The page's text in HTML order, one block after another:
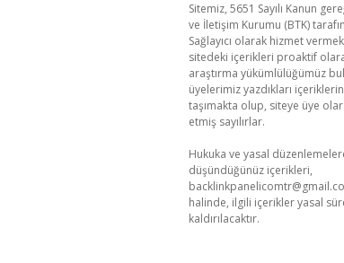
Sitemiz, 5651 Sayılı Kanun
ve İletişim Kurumu (BTK)
Sağlayıcı olarak hizmet
sitedeki içerikleri proaktif
araştırma yükümlülüğümüz
üyelerimiz yazdıkları
taşımakta olup, siteye üye
etmiş sayılırlar.
Hukuka ve yasal
düşündüğünüz içerikleri,
halinde, ilgili içerikler yasal
kaldırılacaktır.